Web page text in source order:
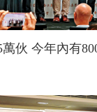
北都未來十年供應15萬